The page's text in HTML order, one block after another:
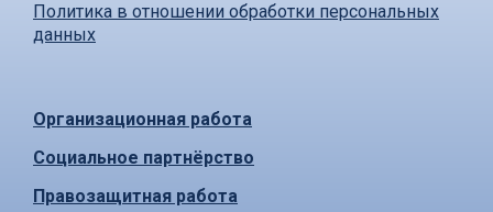
Политика в отношении обработки персональных
данных
Организационная работа
Социальное партнёрство
Правозащитная работа